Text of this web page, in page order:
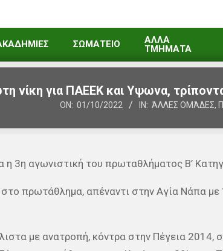
ΣΩΜΑΤΕΙΟ
ΑΛΛΑ
ΤΜΗΜΑΤΑ
νίκη για ΠΑΕΕΚ και Υψωνα,
ON: 01/10/2022 IN: ΆΛΛΕΣ ΟΜΆΔΕΣ,
3η αγωνιστική του πρωταθλήματος Β’
πρωτάθλημα, απέναντι στην Αγία Νάπα με
με ανατροπή, κόντρα στην Πέγεια 2014,